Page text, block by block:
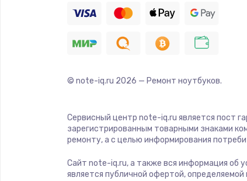
© note-iq.ru 2026 — Ремонт ноутбуков.
Сервисный центр note-iq.ru является пост
зарегистрированным товарными знаками
ремонту, а с целью информирования
Сайт note-iq.ru, а также вся информация об
является публичной офертой,